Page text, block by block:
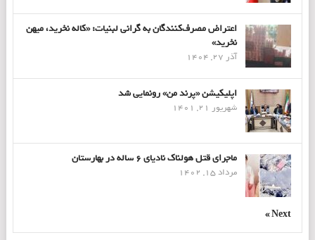
اعتراض مصرف‌کنندگان به گرانی لبنیات: «کاله نخرید، میهن
نخرید»
آذر 27, 1404
اپلیکیشن «پرند من» رونمایی شد
شهریور 21, 1401
ماجرای قتل هولناک نادیای ۶ ساله در بهارستان
مرداد 15, 1402
Next »